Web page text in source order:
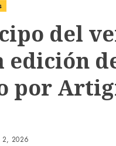
del
edición
por
2, 2026